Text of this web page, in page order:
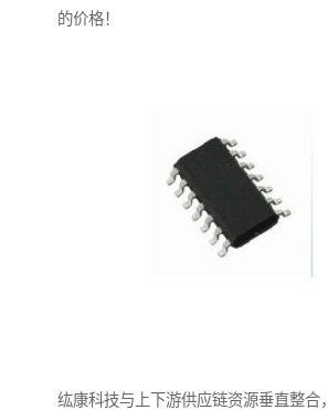
的价格！
纮康科技与上下游供应链资源垂直整合